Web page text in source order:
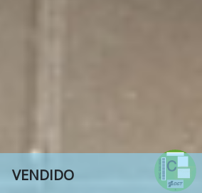
VENDIDO